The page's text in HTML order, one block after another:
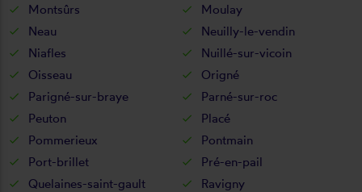
Montsûrs
Moulay
Neau
Neuilly-le-vendin
Niafles
Nuillé-sur-vicoin
Oisseau
Origné
Parigné-sur-braye
Parné-sur-roc
Peuton
Placé
Pommerieux
Pontmain
Port-brillet
Pré-en-pail
Quelaines-saint-gault
Ravigny